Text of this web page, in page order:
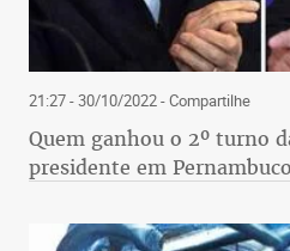
21:27 - 30/10/2022- Compartilhe
Quem ganhou o 2º turno
presidente em Pernambuco